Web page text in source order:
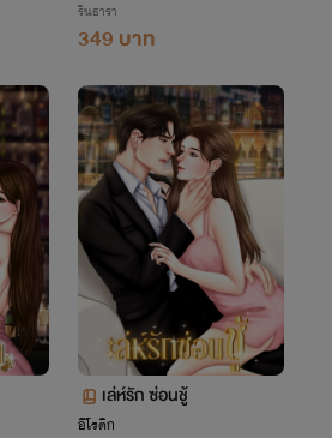
รินธารา
349 บาท
เล่ห์รัก ซ่อนชู้
อีโรติก